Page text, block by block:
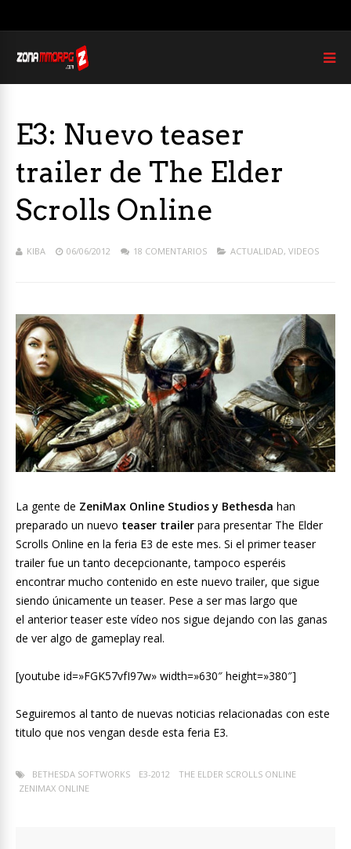
E3: Nuevo teaser
trailer de The Elder
Scrolls Online
KIBA 06/06/2012 18 COMENTARIOS ACTUALIDAD, VIDEOS
La gente de ZeniMax Online Studios y Bethesda han
preparado un nuevo teaser trailer para presentar The Elder
Scrolls Online en la feria E3 de este mes. Si el primer teaser
trailer fue un tanto decepcionante, tampoco esperéis
encontrar mucho contenido en este nuevo trailer, que sigue
siendo únicamente un teaser. Pese a ser mas largo que
el anterior teaser este vídeo nos sigue dejando con las ganas
de ver algo de gameplay real.
[youtube id=»FGK57vfI97w» width=»630″ height=»380″]
Seguiremos al tanto de nuevas noticias relacionadas con este
titulo que nos vengan desde esta feria E3.
BETHESDA SOFTWORKS E3-2012
THE ELDER SCROLLS ONLINE
ZENIMAX ONLINE